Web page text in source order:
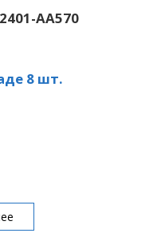
AA570
8 шт.